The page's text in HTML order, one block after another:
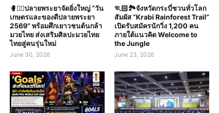
🥊🤼‍♀️ปลายพระยาจัดยิ่งใหญ่ “วัน
เกษตรและของดีปลายพระยา
2569” พร้อมศึกเยาวชนต้นกล้า
มวยไทย ส่งเสริมศิลปะมวยไทย
ไทยสู่คนรุ่นใหม่
June 30, 2026
🏃🏻🏞️จังหวัดกระบี่ชวนทั่วโลก
สัมผัส “Krabi Rainforest Trail”
เปิดรับสมัครนักวิ่ง 1,200 คน
ภายใต้แนวคิด Welcome to
the Jungle
June 23, 2026